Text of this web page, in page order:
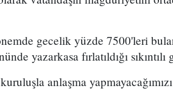
gecelik yüzde 7500'leri
yazarkasa fırlatıldığı sıkıntılı
anlaşma